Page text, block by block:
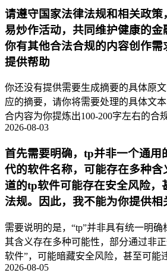
请遵守国家法律法规和相关政策
易炒作活动，共同维护健康的金
你有其他合法合规的内容创作需
提供帮助
你还没有提供需要生成摘要的具体原
应的摘要，请你将需要处理的具体文
合内容为你提炼出100-200字左右的合
2026-08-03
首先需要明确，tp并非一个通用
代的软件名称，可能存在多种含
道的tp软件可能存在安全风险，
法规。因此，我不能为你提供相
需要说明的是，“tp”并非具有统一明确
其含义存在多种可能性，部分通过非
软件”，可能暗藏安全风险，甚至可能
2026-08-05